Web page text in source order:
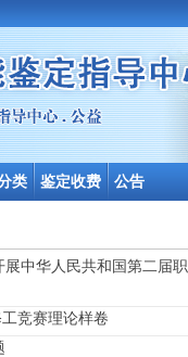
类 鉴定收费 公告
中华人民共和国第二届
竞赛理论样卷